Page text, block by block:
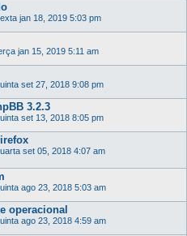
jan 18, 2019 5:03 pm
jan 15, 2019 5:11 am
set 27, 2018 9:08 pm
3.2.3
set 13, 2018 8:05 pm
set 05, 2018 4:07 am
ago 23, 2018 5:03 am
operacional
ago 23, 2018 4:59 am